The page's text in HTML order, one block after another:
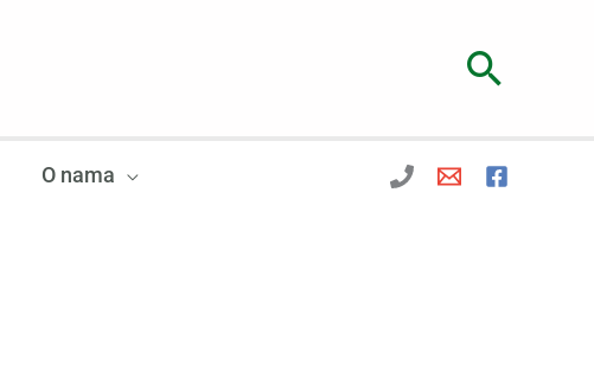
O nama